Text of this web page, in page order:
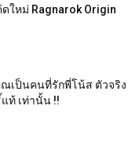
ดใหม่ Ragnarok Origin
เป็นคนที่รักพี่โน้ส ตัวจริง
ท้ เท่านั้น !!